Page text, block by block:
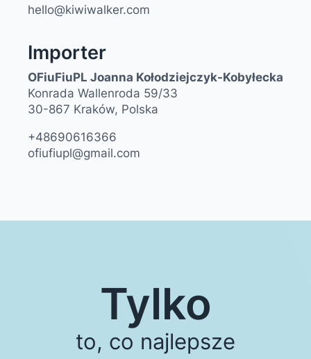
hello@kiwiwalker.com
Importer
OFiuFiuPL Joanna Kołodziejczyk-Kobyłecka
Konrada Wallenroda 59/33
30-867 Kraków, Polska
+48690616366
ofiufiupl@gmail.com
Tylko
to, co najlepsze